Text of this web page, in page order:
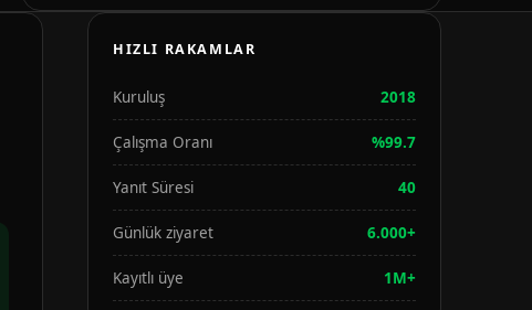
HIZLI RAKAMLAR
Kuruluş 2018
Çalışma Oranı %99.7
Yanıt Süresi 40
Günlük ziyaret 6.000+
Kayıtlı üye 1M+